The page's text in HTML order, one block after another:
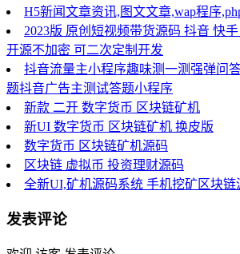
H5新闻文章资讯,图文文章,wap程序
2023版 原创短视频带货源码 抖音 快手
开源不加密 可二次定制开发
抖音流量主小程序趣味测一测强弹问
题抖音广告主测试答题小程序
新款 二开 数字货币 区块链矿机
新UI 数字货币 区块链矿机 换皮版
数字货币 区块链矿机源码
区块链 虚拟币 投资理财源码
全新UI,矿机源码系统 手机挖矿区块链
发表评论